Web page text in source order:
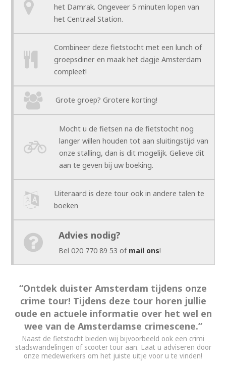
het Damrak. Ongeveer 5 minuten lopen van
het Centraal Station.
Combineer deze fietstocht met een lunch of
groepsdiner en maak het dagje Amsterdam
compleet!
Grote groep? Grotere korting!
Mocht u de fietsen na de fietstocht nog
langer willen houden tot aan sluitingstijd van
onze stalling, dan is dit mogelijk. Gelieve dit
aan te geven bij uw boeking.
Uiteraard is deze tour ook in andere talen te
boeken
Advies nodig?
Bel 020 770 89 53 of mail ons!
“Ontdek duister Amsterdam tijdens onze
crime tour! Tijdens deze tour horen jullie
oude en actuele informatie over het wel en
wee van de Amsterdamse crimescene.”
Naast de fietstocht bieden wij bijvoorbeeld ook een crimi
stadswandelingen of scooter tour aan. Laat u adviseren door
onze medewerkers om het juiste uitje voor u te vinden!